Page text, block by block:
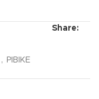
, PIBIKE
Share: